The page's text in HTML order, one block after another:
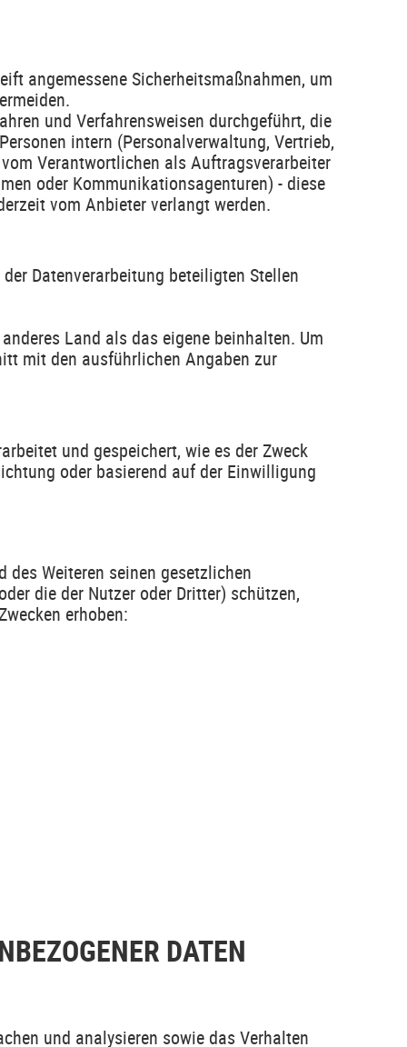
angemessene Sicherheitsmaßnahmen, um
und Verfahrensweisen durchgeführt, die
intern (Personalverwaltung, Vertrieb,
Verantwortlichen als Auftragsverarbeiter
oder Kommunikationsagenturen) - diese
vom Anbieter verlangt werden.
Datenverarbeitung beteiligten Stellen
Land als das eigene beinhalten. Um
mit den ausführlichen Angaben zur
und gespeichert, wie es der Zweck
oder basierend auf der Einwilligung
des Weiteren seinen gesetzlichen
die der Nutzer oder Dritter) schützen,
erhoben:
DATEN
und analysieren sowie das Verhalten